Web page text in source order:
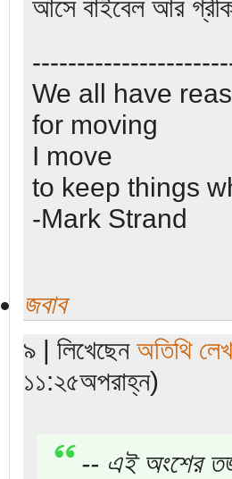
আসে বাইবেল আর
We all have
for moving
I move
to keep things
-Mark Strand
জবাব
৯ | লিখেছেন অতিথি
১১:২৫অপরাহ্ন)
-- এই অংশের